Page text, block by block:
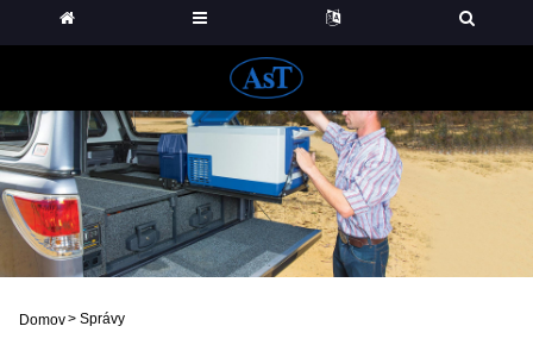
Domov> Správy